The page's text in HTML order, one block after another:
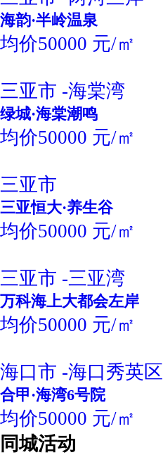
海韵·半岭温泉
均价50000 元/㎡
三亚市 -海棠湾
绿城·海棠潮鸣
均价50000 元/㎡
三亚市
三亚恒大·养生谷
均价50000 元/㎡
三亚市 -三亚湾
万科海上大都会左岸
均价50000 元/㎡
海口市 -海口秀英区
合甲·海湾6号院
均价50000 元/㎡
同城活动